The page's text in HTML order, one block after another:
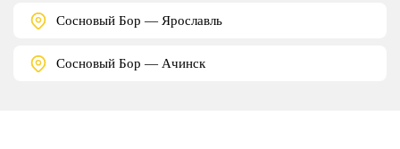
Сосновый Бор — Ярославль
Сосновый Бор — Ачинск